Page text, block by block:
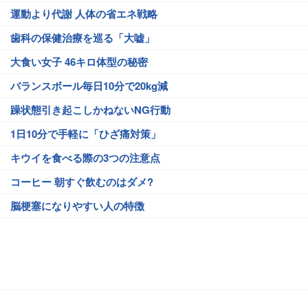
運動より代謝 人体の省エネ戦略
歯科の保健治療を巡る「大嘘」
大食い女子 46キロ体型の秘密
バランスボール毎日10分で20kg減
躁状態引き起こしかねないNG行動
1日10分で手軽に「ひざ痛対策」
キウイを食べる際の3つの注意点
コーヒー 朝すぐ飲むのはダメ?
脳梗塞になりやすい人の特徴